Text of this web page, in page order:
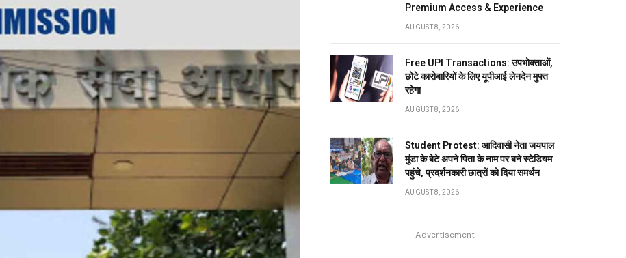
Premium Access & Experience
AUGUST 8, 2026
Free UPI Transactions: उपभोक्ताओं,
छोटे कारोबारियों के लिए यूपीआई लेनदेन मुफ्त
रहेगा
AUGUST 8, 2026
Student Protest: आदिवासी नेता जयपाल
मुंडा के बेटे अपने पिता के नाम पर बने स्टेडियम
पहुंंचे, प्रदर्शनकारी छात्रों को दिया समर्थन
AUGUST 8, 2026
Advertisement